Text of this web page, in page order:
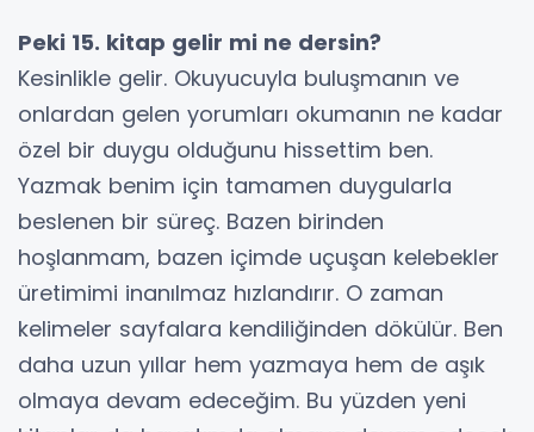
Peki 15. kitap gelir mi ne dersin?
Kesinlikle gelir. Okuyucuyla buluşmanın ve
onlardan gelen yorumları okumanın ne kadar
özel bir duygu olduğunu hissettim ben.
Yazmak benim için tamamen duygularla
beslenen bir süreç. Bazen birinden
hoşlanmam, bazen içimde uçuşan kelebekler
üretimimi inanılmaz hızlandırır. O zaman
kelimeler sayfalara kendiliğinden dökülür. Ben
daha uzun yıllar hem yazmaya hem de aşık
olmaya devam edeceğim. Bu yüzden yeni